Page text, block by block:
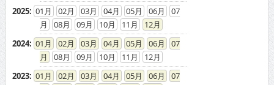
2025: 01 02 03 04 05 06
07
08
09 10 11
12
2024: 01 02 03 04 05 06
07
08
09 10 11
12
2023: 01 02 03 04 05 06
07